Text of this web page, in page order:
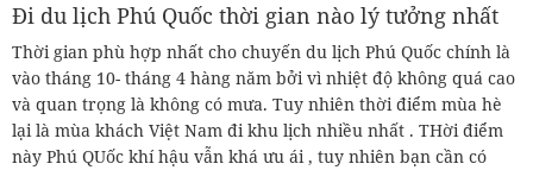
Đi du lịch Phú Quốc thời gian nào lý tưởng nhất
Thời gian phù hợp nhất cho chuyến du lịch Phú Quốc chính là
vào tháng 10- tháng 4 hàng năm bởi vì nhiệt độ không quá cao
và quan trọng là không có mưa. Tuy nhiên thời điểm mùa hè
lại là mùa khách Việt Nam đi khu lịch nhiều nhất . THời điểm
này Phú QUốc khí hậu vẫn khá ưu ái , tuy nhiên bạn cần có